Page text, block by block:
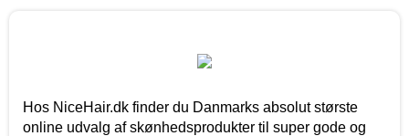
Hos NiceHair.dk finder du Danmarks absolut største
online udvalg af skønhedsprodukter til super gode og